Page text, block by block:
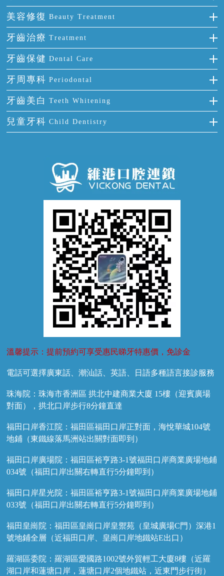
單顆牙缺失
門牙缺失
多顆牙缺失
半口缺失
全口缺失
隱形箍牙
前牙反頜
牙齒擁擠
牙齒前突
牙齒稀疏
美容修復 Beauty Treatment
全瓷牙
烤瓷牙
氟斑牙
四環素牙
活動假牙
牙貼面
牙齒治療 Treatment
補牙
智齒
根管治療
拔牙
牙痛
牙齒保健 Dental Care
正確刷牙
全國愛牙日
預防牙病
牙科通識
牙周專科 Periodontal
牙周炎
牙齦出血
牙齦炎
牙齦萎縮
牙齒美白 Teeth Whitening
冷光美白
兒童牙科 Child Dentistry
溫馨提示：提前預約可享受惠民睇牙特惠價，免診金
電話可選擇廣東話、潮汕話、英語、日語多種語言接診服務
珠海院：珠海市香洲區 拱北中建商業大廈 15樓（迎賓廣場
對面），拱北口岸步行8分鐘直達
福田口岸香江院：福田區福田口岸正對面，海悅華城104號
地鋪（東鐵線落馬洲站出關對面即到）
福田口岸廣場院：福田區裕亨路3-1號福田口岸商業廣場地鋪
034號（福田口岸出關右轉直行5分鐘即到）
福田口岸星光院：福田區裕亨路3-1號福田口岸商業廣場地鋪
033號（福田口岸出關右轉直行5分鐘即到）
福田皇崗院：福田區皇崗口岸皇禦苑（皇城廣場C門）深港1
號地鋪全層（近福田口岸、皇崗口岸地鐵站E出口）
羅湖區委院：羅湖區愛國路1002號外貿輕工大廈8樓（近羅
湖口岸和蓮塘口岸，蓮塘口岸2個地鐵站，近東門步行街）